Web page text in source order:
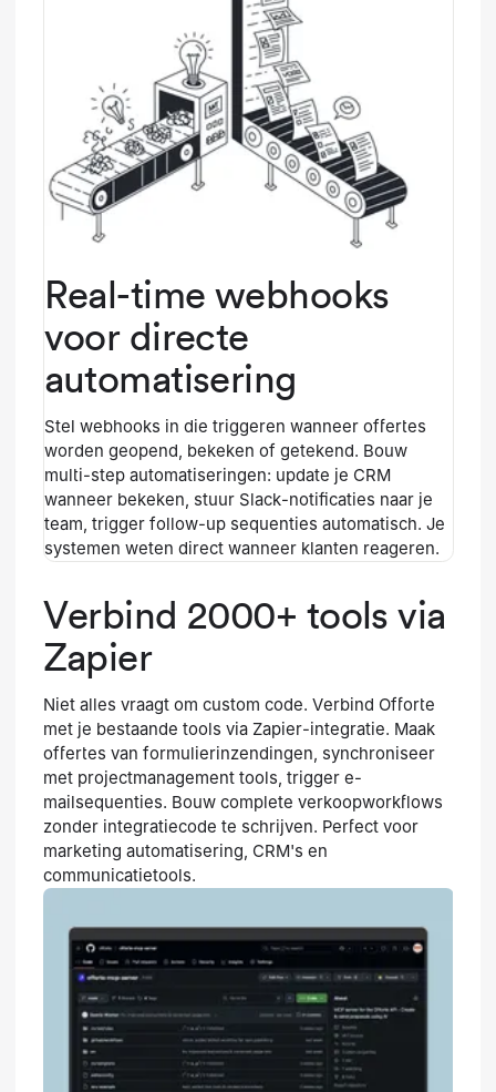
Real-time webhooks
voor directe
automatisering
Stel webhooks in die triggeren wanneer offertes
worden geopend, bekeken of getekend. Bouw
multi-step automatiseringen: update je CRM
wanneer bekeken, stuur Slack-notificaties naar je
team, trigger follow-up sequenties automatisch. Je
systemen weten direct wanneer klanten reageren.
Verbind 2000+ tools via
Zapier
Niet alles vraagt om custom code. Verbind Offorte
met je bestaande tools via Zapier-integratie. Maak
offertes van formulierinzendingen, synchroniseer
met projectmanagement tools, trigger e-
mailsequenties. Bouw complete verkoopworkflows
zonder integratiecode te schrijven. Perfect voor
marketing automatisering, CRM's en
communicatietools.